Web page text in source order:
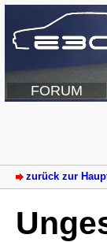
FORUM
zurück zur